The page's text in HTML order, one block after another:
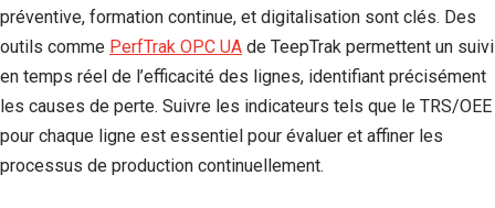
préventive, formation continue, et digitalisation sont clés. Des
outils comme PerfTrak OPC UA de TeepTrak permettent un suivi
en temps réel de l’efficacité des lignes, identifiant précisément
les causes de perte. Suivre les indicateurs tels que le TRS/OEE
pour chaque ligne est essentiel pour évaluer et affiner les
processus de production continuellement.